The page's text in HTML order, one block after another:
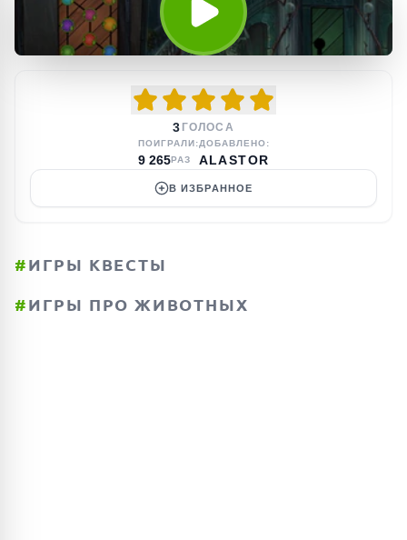
3 ГОЛОСА
ПОИГРАЛИ:
9 265РАЗ
ДОБАВЛЕНО:
ALASTOR
В ИЗБРАННОЕ
#ИГРЫ КВЕСТЫ
#ИГРЫ ПРО ЖИВОТНЫХ